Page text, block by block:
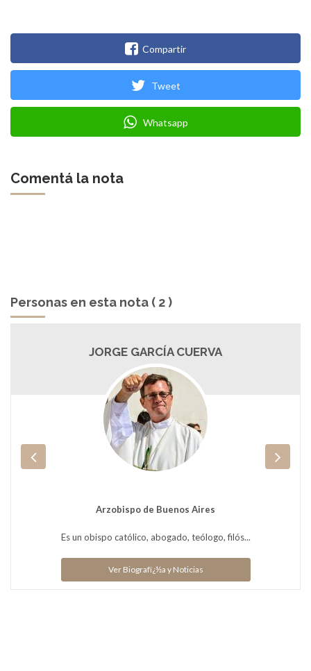
Compartir
Tweet
Whatsapp
Comentá la nota
Personas en esta nota ( 2 )
JORGE GARCÍA CUERVA
Arzobispo de Buenos Aires
Es un obispo católico, abogado, teólogo, filós...
Ver Biografï¿½a y Noticias